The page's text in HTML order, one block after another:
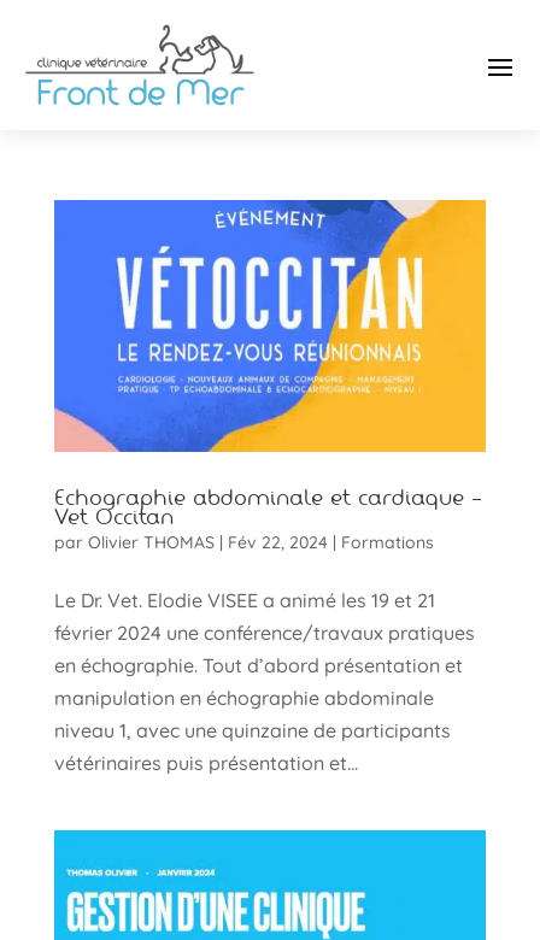
Echographie abdominale et cardiaque –
Vet Occitan
par Olivier THOMAS| Fév 22, 2024| Formations
Le Dr. Vet. Elodie VISEE a animé les 19 et 21
février 2024 une conférence/travaux pratiques
en échographie. Tout d’abord présentation et
manipulation en échographie abdominale
niveau 1, avec une quinzaine de participants
vétérinaires puis présentation et...